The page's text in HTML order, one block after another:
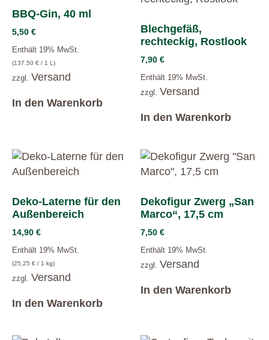
BBQ-Gin, 40 ml
5,50 €
Enthält 19% MwSt.
(137,50 € / 1 L)
zzgl. Versand
In den Warenkorb
Blechgefäß,
rechteckig, Rostlook
7,90 €
Enthält 19% MwSt.
zzgl. Versand
In den Warenkorb
Deko-Laterne für den
Außenbereich
14,90 €
Enthält 19% MwSt.
(25,25 € / 1 kg)
zzgl. Versand
In den Warenkorb
Dekofigur Zwerg „San
Marco“, 17,5 cm
7,50 €
Enthält 19% MwSt.
zzgl. Versand
In den Warenkorb